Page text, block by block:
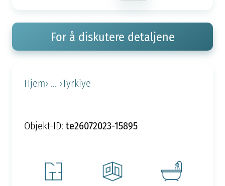
For å diskutere detaljene
Hjem› ... ›Tyrkiye
Objekt-ID: te26072023-15895